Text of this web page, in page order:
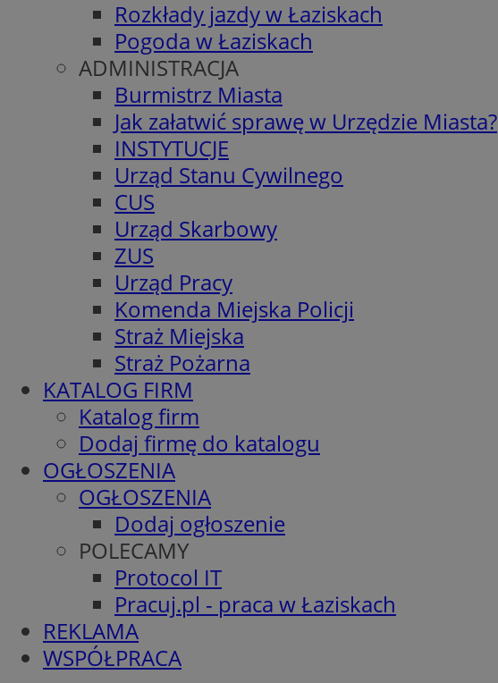
Rozkłady jazdy w Łaziskach
Pogoda w Łaziskach
ADMINISTRACJA
Burmistrz Miasta
Jak załatwić sprawę w Urzędzie Miasta?
INSTYTUCJE
Urząd Stanu Cywilnego
CUS
Urząd Skarbowy
ZUS
Urząd Pracy
Komenda Miejska Policji
Straż Miejska
Straż Pożarna
KATALOG FIRM
Katalog firm
Dodaj firmę do katalogu
OGŁOSZENIA
OGŁOSZENIA
Dodaj ogłoszenie
POLECAMY
Protocol IT
Pracuj.pl - praca w Łaziskach
REKLAMA
WSPÓŁPRACA